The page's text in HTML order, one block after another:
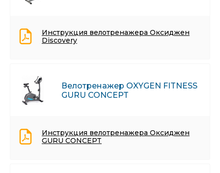
Инструкция велотренажера Оксиджен
Discovery
Велотренажер OXYGEN FITNESS
GURU CONCEPT
Инструкция велотренажера Оксиджен
GURU CONCEPT